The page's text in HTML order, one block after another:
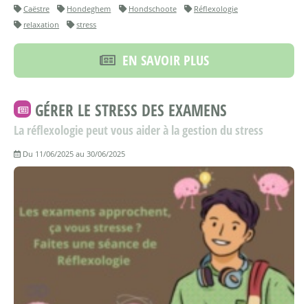
Caëstre Hondeghem Hondschoote
Réflexologie
relaxation
stress
EN SAVOIR PLUS
GÉRER LE STRESS DES EXAMENS
La réflexologie peut vous aider à la gestion du stress
Du 11/06/2025 au 30/06/2025